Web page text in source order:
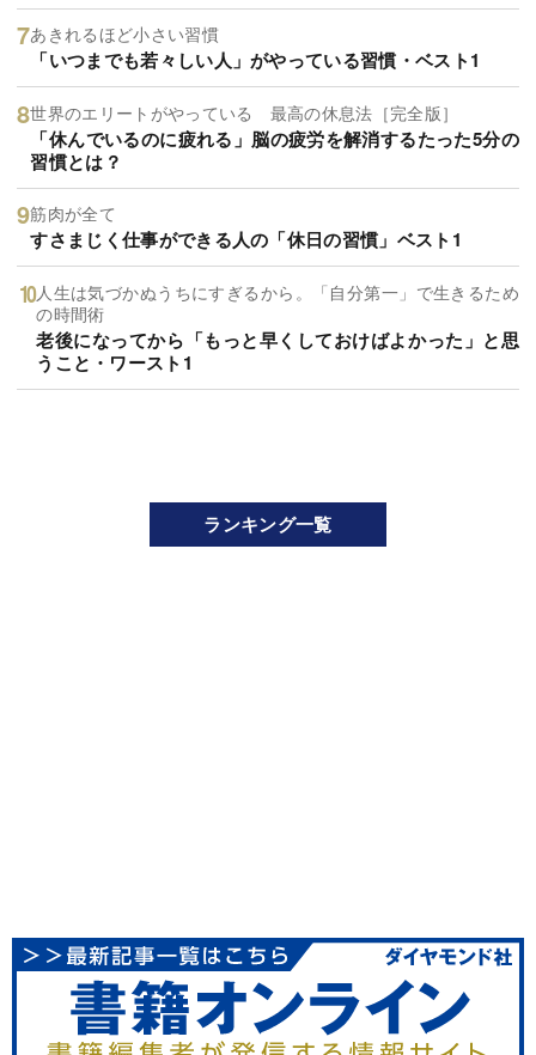
あきれるほど小さい習慣
「いつまでも若々しい人」がやっている習慣・ベスト1
世界のエリートがやっている 最高の休息法［完全版］
「休んでいるのに疲れる」脳の疲労を解消するたった5分の
習慣とは？
筋肉が全て
すさまじく仕事ができる人の「休日の習慣」ベスト1
人生は気づかぬうちにすぎるから。「自分第一」で生きるため
の時間術
老後になってから「もっと早くしておけばよかった」と思
うこと・ワースト1
ランキング一覧